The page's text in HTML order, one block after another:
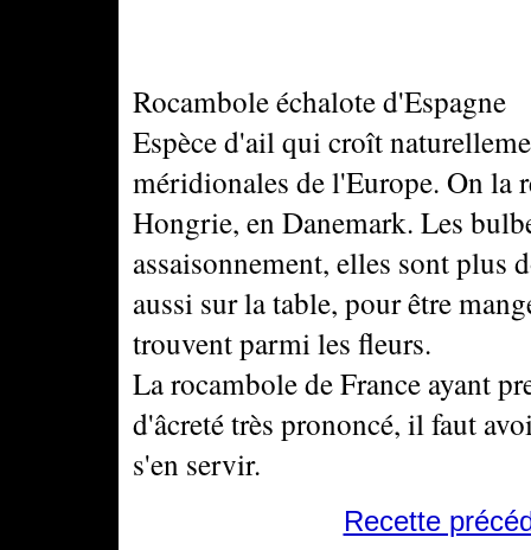
Rocambole échalote d'Espagne
Espèce d'ail qui croît
méridionales de l'Europe. On la
Hongrie, en Danemark. Les
assaisonnement, elles sont plus
aussi sur la table, pour être
trouvent parmi les fleurs.
La rocambole de France ayant
d'âcreté très prononcé, il faut
s'en servir.
Recette